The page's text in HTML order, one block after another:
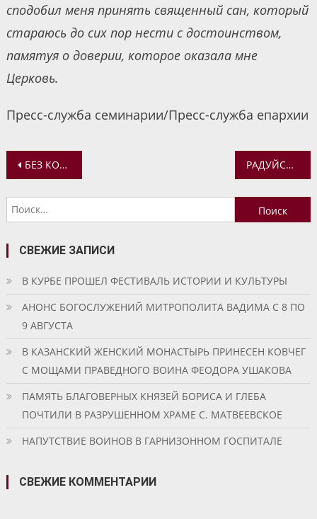
сподобил меня принять священный сан, который
стараюсь до сих пор нести с достоинством,
памятуя о доверии, которое оказала мне
Церковь.
Пресс-служба семинарии/Пресс-служба епархии
Навигация
по
записям
БЕЗ КОТА И ЖИЗНЬ НЕ ТА? В ДИСКУССИОННОМ МОЛОДЕЖНОМ КЛУБЕ ПРОЙДЕТ ОЧЕРЕДНАЯ ВСТРЕЧА РАДУЙСЯ, ЗАСТУПНИЦЕ УСЕРДНАЯ!
Найти:
СВЕЖИЕ ЗАПИСИ
В КУРБЕ ПРОШЕЛ ФЕСТИВАЛЬ ИСТОРИИ И КУЛЬТУРЫ
АНОНС БОГОСЛУЖЕНИЙ МИТРОПОЛИТА ВАДИМА С 8 ПО
9 АВГУСТА
В КАЗАНСКИЙ ЖЕНСКИЙ МОНАСТЫРЬ ПРИНЕСЕН КОВЧЕГ
С МОЩАМИ ПРАВЕДНОГО ВОИНА ФЕОДОРА УШАКОВА
ПАМЯТЬ БЛАГОВЕРНЫХ КНЯЗЕЙ БОРИСА И ГЛЕБА
ПОЧТИЛИ В РАЗРУШЕННОМ ХРАМЕ С. МАТВЕЕВСКОЕ
НАПУТСТВИЕ ВОИНОВ В ГАРНИЗОННОМ ГОСПИТАЛЕ
СВЕЖИЕ КОММЕНТАРИИ